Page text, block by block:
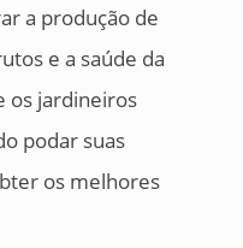
a produção de
e a saúde da
os jardineiros
podar suas
os melhores